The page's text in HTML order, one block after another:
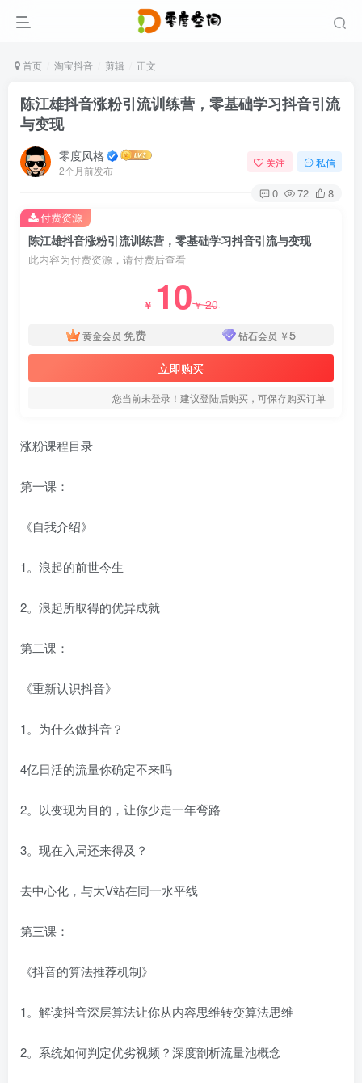
首页 淘宝抖音 剪辑 正文
陈江雄抖音涨粉引流训练营，零基础学习抖音引流
与变现
零度风格
2个月前发布
关注 私信
0 72 8
陈江雄抖音涨粉引流训练营，零基础学习抖音引流与变现
此内容为付费资源，请付费后查看
￥ 10￥20
黄金会员 免费 钻石会员 ￥5
立即购买
您当前未登录！建议登陆后购买，可保存购买订单
付费资源
涨粉课程目录
第一课：
《自我介绍》
1。浪起的前世今生
2。浪起所取得的优异成就
第二课：
《重新认识抖音》
1。为什么做抖音？
4亿日活的流量你确定不来吗
2。以变现为目的，让你少走一年弯路
3。现在入局还来得及？
去中心化，与大V站在同一水平线
第三课：
《抖音的算法推荐机制》
1。解读抖音深层算法让你从内容思维转变算法思维
2。系统如何判定优劣视频？深度剖析流量池概念